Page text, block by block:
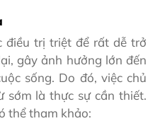
điều trị triệt để rất dễ trở
gây ảnh hưởng lớn đến
sống. Do đó, việc chủ
sớm là thực sự cần thiết.
thể tham khảo: